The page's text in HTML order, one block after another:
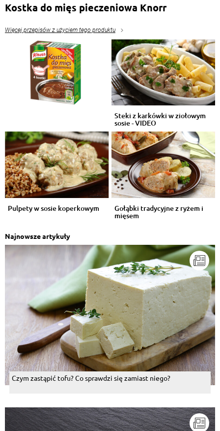
Kostka do mięs pieczeniowa Knorr
Więcej przepisów z użyciem tego produktu
Steki z karkówki w ziołowym
sosie - VIDEO
Pulpety w sosie koperkowym Gołąbki tradycyjne z ryżem i
mięsem
Najnowsze artykuły
Czym zastąpić tofu? Co sprawdzi się zamiast niego?